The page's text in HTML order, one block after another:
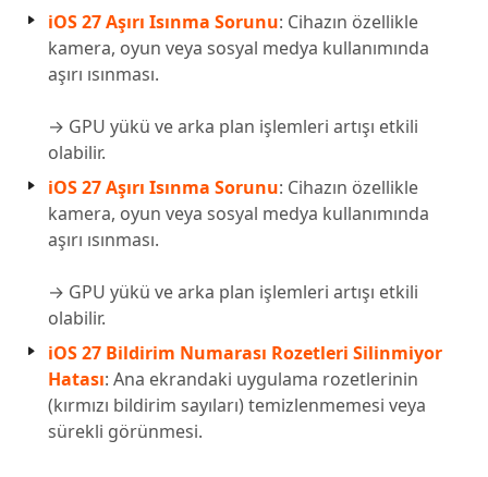
iOS 27 Aşırı Isınma Sorunu: Cihazın özellikle
kamera, oyun veya sosyal medya kullanımında
aşırı ısınması.
→ GPU yükü ve arka plan işlemleri artışı etkili
olabilir.
iOS 27 Aşırı Isınma Sorunu: Cihazın özellikle
kamera, oyun veya sosyal medya kullanımında
aşırı ısınması.
→ GPU yükü ve arka plan işlemleri artışı etkili
olabilir.
iOS 27 Bildirim Numarası Rozetleri Silinmiyor
Hatası: Ana ekrandaki uygulama rozetlerinin
(kırmızı bildirim sayıları) temizlenmemesi veya
sürekli görünmesi.